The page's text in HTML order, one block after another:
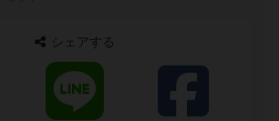
シェアする